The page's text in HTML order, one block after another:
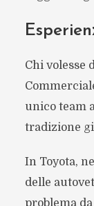
Chi volesse
unico team
tradizione
In Toyota,
delle
problema